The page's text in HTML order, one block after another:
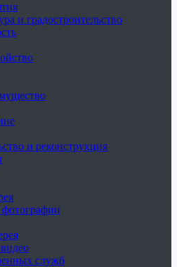
и градостроительство
и реконструкция
фотографии
служб